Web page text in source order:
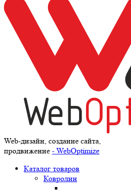
Web-дизайн, создание сайта,
продвижение - WebOptimize
Каталог товаров
Ковролин